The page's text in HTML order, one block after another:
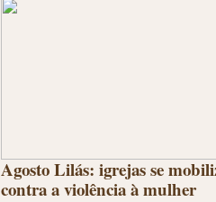
Agosto Lilás: igrejas se
contra a violência à mulher